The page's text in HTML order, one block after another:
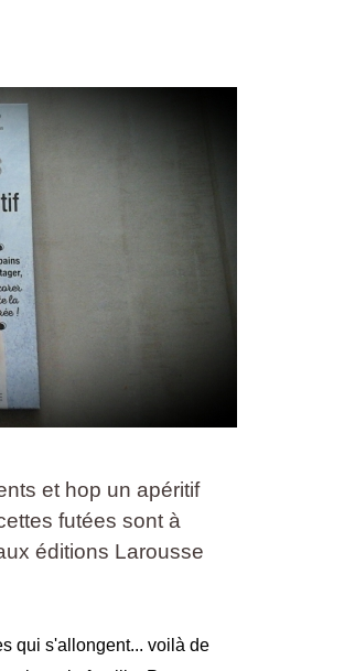
et hop un apéritif
futées sont à
éditions Larousse
qui s'allongent... voilà de